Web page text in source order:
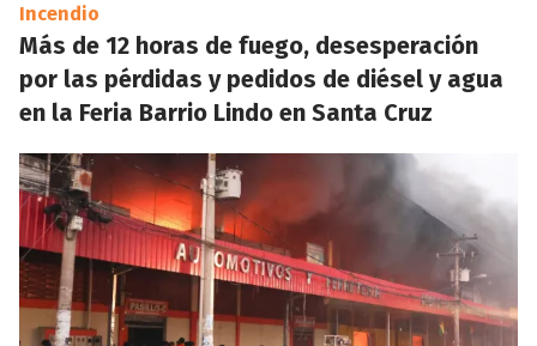
Incendio
Más de 12 horas de fuego, desesperación
por las pérdidas y pedidos de diésel y agua
en la Feria Barrio Lindo en Santa Cruz